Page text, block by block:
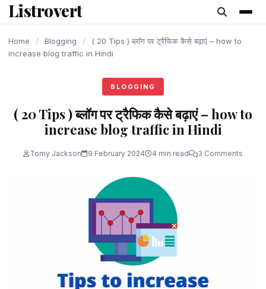
content
Listrovert
Home / Blogging /
( 20 Tips ) ब्लॉग पर ट्रैफिक कैसे बढ़ाएं – how to
increase blog traffic in Hindi
BLOGGING
( 20 Tips ) ब्लॉग पर ट्रैफिक कैसे बढ़ाएं – how to
increase blog traffic in Hindi
Tomy Jackson 9 February 2024 4 min read 3 Comments